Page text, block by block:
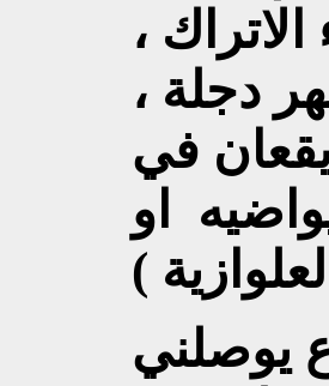
،
دجلة ،
في
او
يوصلني